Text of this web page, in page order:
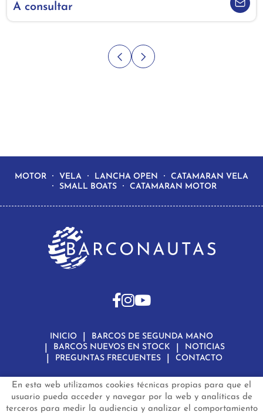
A consultar
En esta web utilizamos cookies técnicas propias para que el
usuario pueda acceder y navegar por la web y analíticas de
terceros para medir la audiencia y analizar el comportamiento
MOTOR VELA LANCHA OPEN
CATAMARAN VELA
SMALL BOATS
CATAMARAN MOTOR
INICIO
BARCOS DE SEGUNDA MANO
BARCOS NUEVOS EN STOCK
NOTICIAS
PREGUNTAS FRECUENTES
CONTACTO
Aviso Legal
Política de Privacidad de Datos
Política de Cookies
Configuración de Cookies